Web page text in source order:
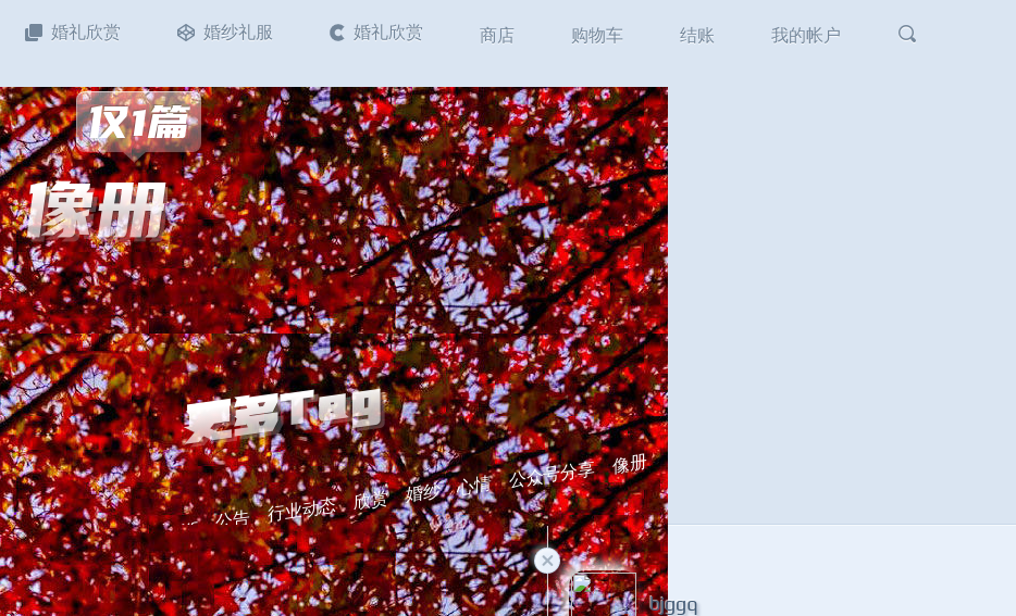
婚礼欣赏 婚纱礼服 婚礼欣赏 商店 购物车 结账 我的帐户
册
仅1篇
更多Tag
服 策划 婚礼 News 公告 行业动态 欣赏 婚纱 心情 公众号分享 像册
bjggq